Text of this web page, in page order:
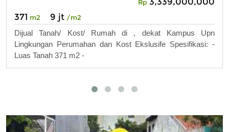
Rp
371 m2 9 jt /m2
Dijual Tanah/ Kost/ Rumah di , dekat Kampus Upn
Lingkungan Perumahan dan Kost Ekslusife Spesifikasi: -
Luas Tanah 371 m2 -